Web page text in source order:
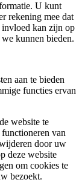
U kunt
rekening mee dat
invloed kan zijn op
kunnen bieden.
aan te bieden
functies ervan
website te
van
door uw
deze website
om cookies te
bezoekt.